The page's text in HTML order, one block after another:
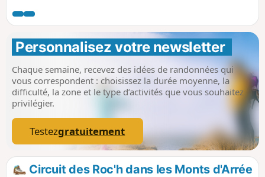
hameaux pittoresques, au Relecq connu pour sa belle
abbaye fondée en 1132. Vous pourrez y voir une grande
église romane, les vestiges d'un cloître, un étang et
d'anciens jardins entourés de douves. Le parcours se
Personnalisez votre newsletter
Chaque semaine, recevez des idées de randonnées qui
vous correspondent : choisissez la durée moyenne, la
difficulté, la zone et le type d’activités que vous souhaitez
privilégier.
Testezgratuitement
Circuit des Roc'h dans les Monts d'Arrée